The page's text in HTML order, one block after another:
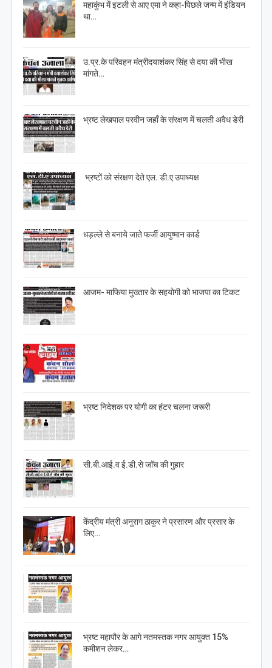
महाकुंभ में इटली से आए एमा ने कहा-पिछले जन्म में इंडियन
था…
उ.प्र.के परिवहन मंत्रीदयाशंकर सिंह से दया की भीख
मांगते…
भ्रष्ट लेखपाल परवीन जहाँ के संरक्षण में चलती अवैध डेरी
भ्रष्टों को संरक्षण देते एल. डी.ए उपाध्यक्ष
धड़ल्ले से बनाये जाते फर्जी आयुष्मान कार्ड
आजम- माफिया मुख्तार के सहयोगी को भाजपा का टिकट
भ्रष्ट निदेशक पर योगी का हंटर चलना जरूरी
सी.बी.आई.व ई.डी.से जाॅच की गुहार
केंद्रीय मंत्री अनुराग ठाकुर ने प्रसारण और प्रसार के
लिए…
भ्रष्ट महापौर के आगे नतमस्तक नगर आयुक्त 15%
कमीशन लेकर…